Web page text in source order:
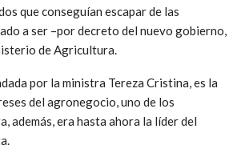
que conseguían escapar de las
a ser –por decreto del nuevo gobierno,
de Agricultura.
por la ministra Tereza Cristina, es la
del agronegocio, uno de los
además, era hasta ahora la líder del